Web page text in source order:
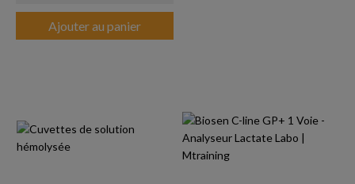
Ajouter au panier